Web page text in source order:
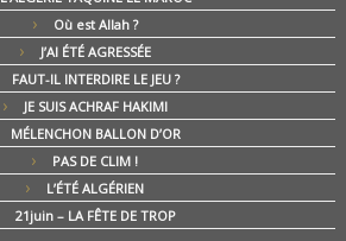
Où est Allah ?
J’AI ÉTÉ AGRESSÉE
FAUT-IL INTERDIRE LE JEU ?
JE SUIS ACHRAF HAKIMI
MÉLENCHON BALLON D’OR
PAS DE CLIM !
L’ÉTÉ ALGÉRIEN
21juin – LA FÊTE DE TROP